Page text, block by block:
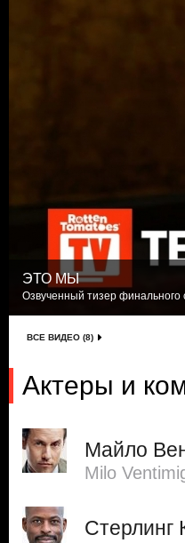
ЭТО МЫ
Озвученный тизер
ВСЕ ВИДЕО (8)
Актеры и
Майло
Milo
Стерлинг